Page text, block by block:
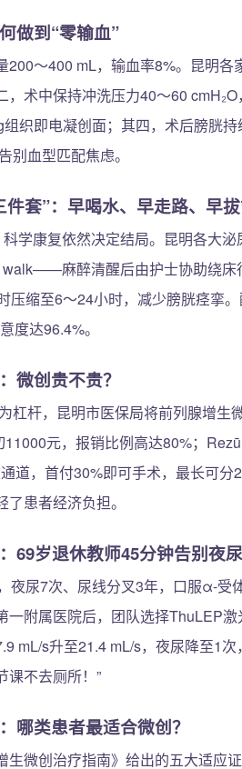
做到“零输血”
200～400 mL，输血率8%。昆明
，术中保持冲洗压力40～60
组织即电凝创面；其四，术后膀胱
别血型匹配焦虑。
件套”：早喝水、早走路、早
科学康复依然决定结局。昆明各大
walk——麻醉清醒后由护士协助绕
压缩至6～24小时，减少膀胱痉挛
度达96.4%。
微创贵不贵？
杠杆，昆明市医保局将前列腺增生
元，报销比例高达80%；
道，首付30%即可手术，最长可
患者经济负担。
69岁退休教师45分钟告别夜
夜尿7次、尿线分叉3年，口服α-受
一附属医院后，团队选择ThuLEP
mL/s升至21.4 mL/s，夜尿降至1
课不去厕所！”
哪类患者最适合微创？
生微创治疗指南》给出的五大适